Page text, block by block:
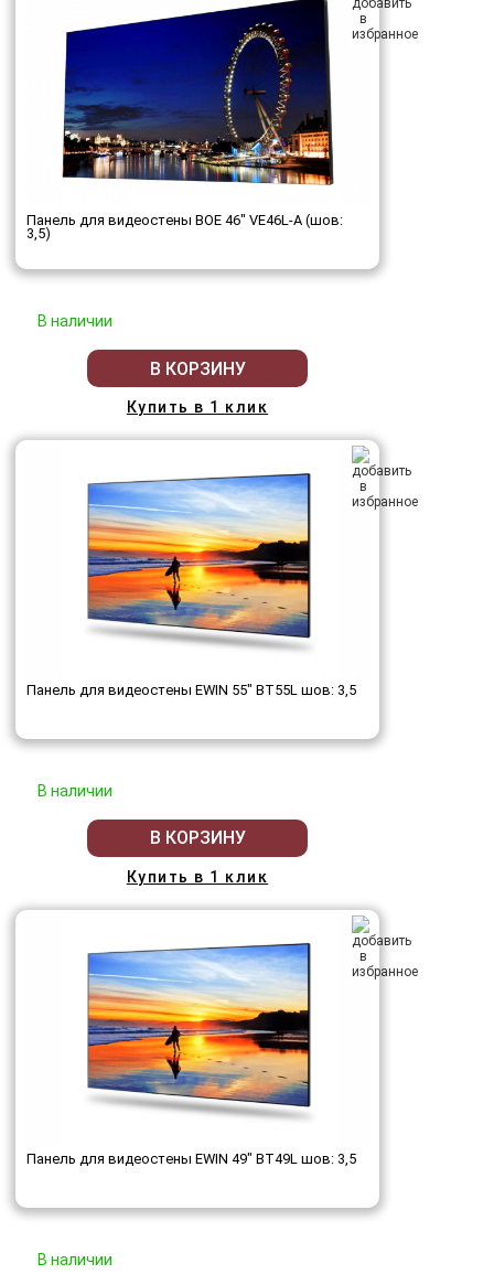
Панель для видеостены BOE 46" VE46L-A (шов:
3,5)
В наличии
В КОРЗИНУ
Купить в 1 клик
Панель для видеостены EWIN 55" BT55L шов: 3,5
В наличии
В КОРЗИНУ
Купить в 1 клик
Панель для видеостены EWIN 49" BT49L шов: 3,5
В наличии